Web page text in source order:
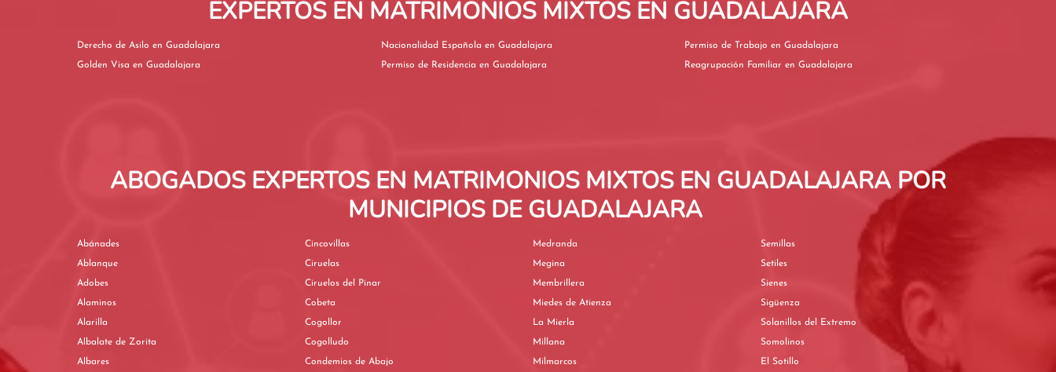
EXPERTOS EN MATRIMONIOS MIXTOS EN GUADALAJARA
Derecho de Asilo en Guadalajara
Golden Visa en Guadalajara
Nacionalidad Española en Guadalajara
Permiso de Residencia en Guadalajara
Permiso de Trabajo en Guadalajara
Reagrupación Familiar en Guadalajara
ABOGADOS EXPERTOS EN MATRIMONIOS MIXTOS EN GUADALAJARA POR
MUNICIPIOS DE GUADALAJARA
Abánades
Ablanque
Adobes
Alaminos
Alarilla
Albalate de Zorita
Albares
Cincovillas
Ciruelas
Ciruelos del Pinar
Cobeta
Cogollor
Cogolludo
Condemios de Abajo
Medranda
Megina
Membrillera
Miedes de Atienza
La Mierla
Millana
Milmarcos
Semillas
Setiles
Sienes
Sigüenza
Solanillos del Extremo
Somolinos
El Sotillo